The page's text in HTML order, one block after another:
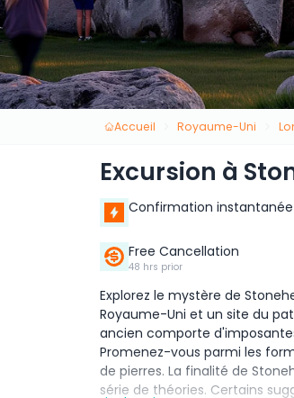
Accueil Royaume-Uni
Excursion à
Confirmation instantanée
Free Cancellation
48 hrs prior
Explorez le mystère de
Royaume-Uni et un site du
ancien comporte
Promenez-vous parmi les
de pierres. La finalité de
série de théories. Certains